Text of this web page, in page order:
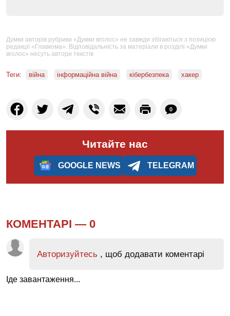
Думки авторів рубрики «Думки вголос» не завжди збігаються з позицією
редакції «Главкома». Відповідальність за матеріали в розділі «Думки
вголос» несуть автори текстів
Теги: війна інформаційна війна кібербезпека хакер
0
Читайте нас
GOOGLE NEWS TELEGRAM
КОМЕНТАРІ — 0
Авторизуйтесь , щоб додавати коментарі
Іде завантаження...